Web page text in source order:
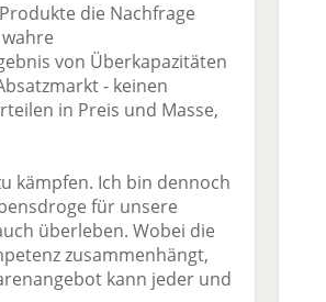
die Nachfrage
von Überkapazitäten
- keinen
in Preis und Masse,
kämpfen. Ich bin dennoch
für unsere
überleben. Wobei die
zusammenhängt,
kann jeder und